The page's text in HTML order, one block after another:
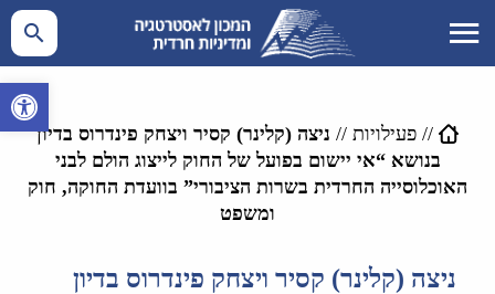
פתח
// פעילויות // ניצה (קלינר) קסיר ויצחק פינדרוס בדיון
בנושא “אי יישום בפועל של החוק לייצוג הולם לבני
האוכלוסייה החרדית בשרות הציבורי” בוועדת החוקה, חוק
ומשפט
ניצה (קלינר) קסיר ויצחק פינדרוס בדיון